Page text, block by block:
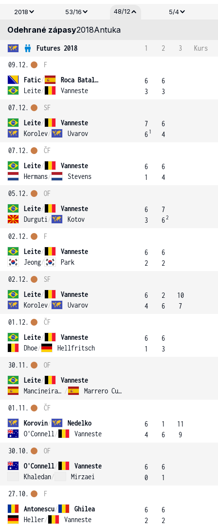
2018 53/16 48/12 5/4
Odehrané zápasy2018Antuka
Futures 2018 1 2 3
Kurs
09.12.
Fatic/
Roca Batalla
Leite/ Vanneste
F
6
3
6
3
07.12.
Leite/
Vanneste
Korolev/ Uvarov
SF
7
6 1
6
4
07.12.
Leite/
Vanneste
Hermans/ Stevens
ČF
6
1
6
4
05.12.
Leite/
Vanneste
Durguti / Kotov
OF
6
3
7
62
02.12.
Leite/
Vanneste
Jeong/ Park
F
6
2
6
2
02.12.
Leite/
Vanneste
Korolev/ Uvarov
SF
6
4
2
6
10
7
01.12.
Leite/
Vanneste
Dhoe/ Hellfritsch
ČF
6
1
6
3
30.11.
Leite/
Vanneste
Mancineiras Cornella / Marrero Curbelo
OF
01.11.
Korovin/
Nedelko
O'Connell / Vanneste
ČF
6
4
1
6
11
9
30.10.
O'Connell/
Vanneste
Khaledan/ Mirzaei
OF
6
0
6
1
27.10.
Antonescu/
Ghilea
Heller/ Vanneste
F
6
2
6
2